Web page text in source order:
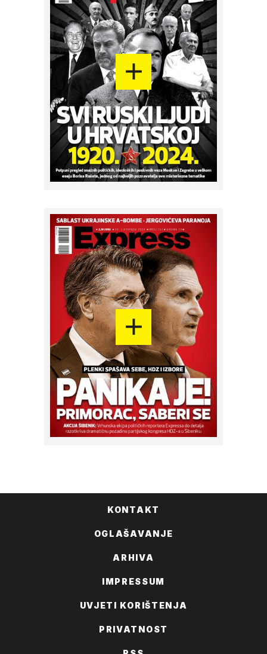
KONTAKT
OGLAŠAVANJE
ARHIVA
IMPRESSUM
UVJETI KORIŠTENJA
PRIVATNOST